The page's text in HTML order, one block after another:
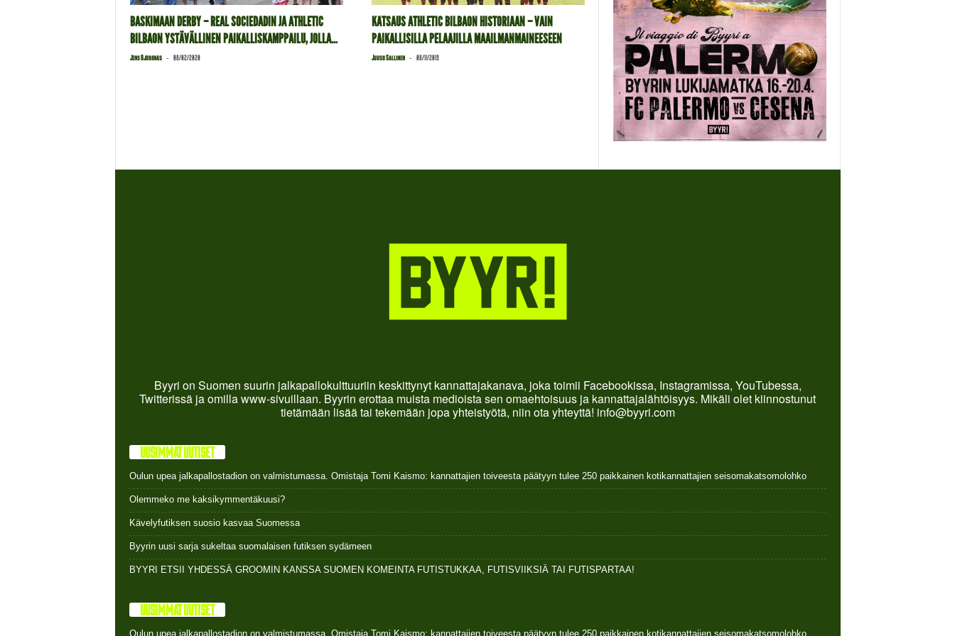
BASKIMAAN DERBY – REAL SOCIEDADIN JA ATHLETIC
BILBAON YSTÄVÄLLINEN PAIKALLISKAMPPAILU, JOLLA...
Jens Björknäs - 08/02/2020
KATSAUS ATHLETIC BILBAON HISTORIAAN – VAIN
PAIKALLISILLA PELAAJILLA MAAILMANMAINEESEEN
Juuso Sallinen - 08/11/2019
Byyri on Suomen suurin jalkapallokulttuuriin keskittynyt kannattajakanava, joka toimii Facebookissa, Instagramissa, YouTubessa,
Twitterissä ja omilla www-sivuillaan. Byyrin erottaa muista medioista sen omaehtoisuus ja kannattajalähtöisyys. Mikäli olet kiinnostunut
tietämään lisää tai tekemään jopa yhteistyötä, niin ota yhteyttä! info@byyri.com
UUSIMMAT UUTISET
Oulun upea jalkapallostadion on valmistumassa. Omistaja Tomi Kaismo: kannattajien toiveesta päätyyn tulee 250 paikkainen kotikannattajien seisomakatsomolohko
Olemmeko me kaksikymmentäkuusi?
Kävelyfutiksen suosio kasvaa Suomessa
Byyrin uusi sarja sukeltaa suomalaisen futiksen sydämeen
BYYRI ETSII YHDESSÄ GROOMIN KANSSA SUOMEN KOMEINTA FUTISTUKKAA, FUTISVIIKSIÄ TAI FUTISPARTAA!
UUSIMMAT UUTISET
Oulun upea jalkapallostadion on valmistumassa. Omistaja Tomi Kaismo: kannattajien toiveesta päätyyn tulee 250 paikkainen kotikannattajien seisomakatsomolohko